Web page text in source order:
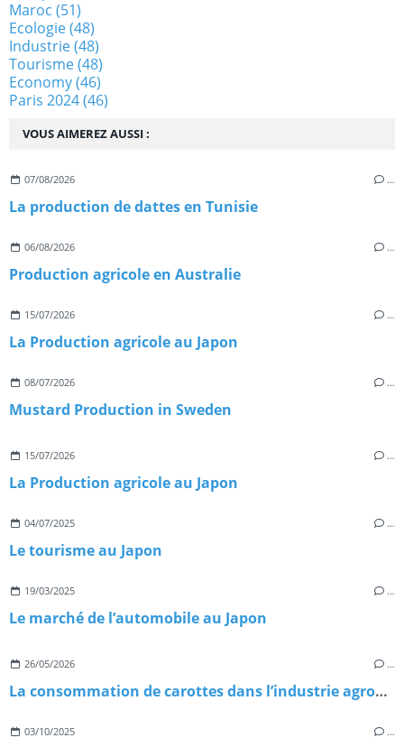
VOUS AIMEREZ AUSSI :
07/08/2026 …
La production de dattes en Tunisie
06/08/2026 …
Production agricole en Australie
15/07/2026 …
La Production agricole au Japon
08/07/2026 …
Mustard Production in Sweden
15/07/2026 …
La Production agricole au Japon
04/07/2025 …
Le tourisme au Japon
19/03/2025 …
Le marché de l’automobile au Japon
26/05/2026 …
La consommation de carottes dans l’industrie agroalimentaire
03/10/2025 …
Maroc (51)
Ecologie(48)
Industrie(48)
Tourisme(48)
Economy(46)
Paris 2024(46)